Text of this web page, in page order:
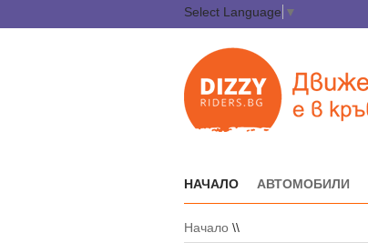
Select Language ▼
НАЧАЛО АВТОМОБИЛИ
Начало \\